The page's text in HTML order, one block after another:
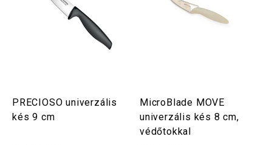
PRECIOSO univerzális
kés 9 cm
MicroBlade MOVE
univerzális kés 8 cm,
védőtokkal